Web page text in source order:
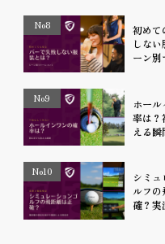
No8
初めて
しな
ーン別
No9
ホー
率は？
える
No10
シミ
ルフの
確？実